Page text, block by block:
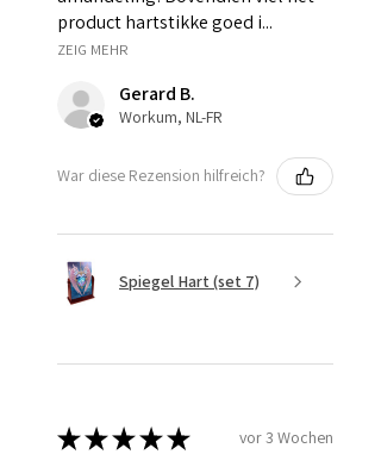
product hartstikke goed i...
ZEIG MEHR
Gerard B.
Workum, NL-FR
War diese Rezension hilfreich?
Spiegel Hart (set 7)
★★★★★ vor 3 Wochen